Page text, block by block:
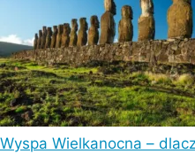
Wyspa Wielkanocna –